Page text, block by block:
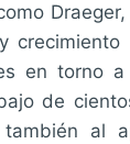
en torno
de
al